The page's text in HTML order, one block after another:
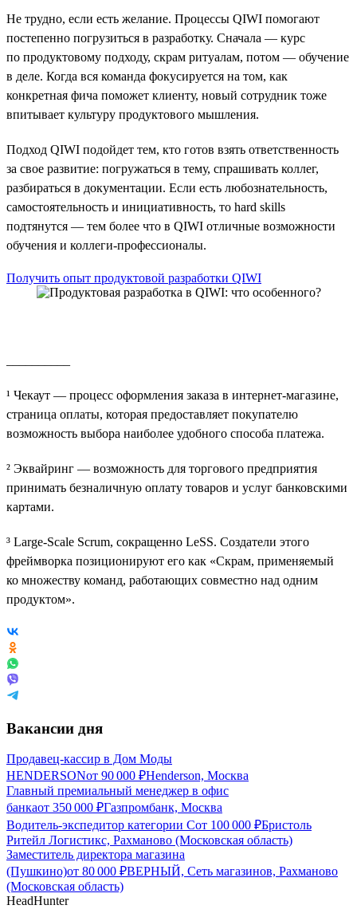
Не трудно, если есть желание. Процессы QIWI помогают
постепенно погрузиться в разработку. Сначала — курс
по продуктовому подходу, скрам ритуалам, потом — обучение
в деле. Когда вся команда фокусируется на том, как
конкретная фича поможет клиенту, новый сотрудник тоже
впитывает культуру продуктового мышления.
Подход QIWI подойдет тем, кто готов взять ответственность
за свое развитие: погружаться в тему, спрашивать коллег,
разбираться в документации. Если есть любознательность,
самостоятельность и инициативность, то hard skills
подтянутся — тем более что в QIWI отличные возможности
обучения и коллеги-профессионалы.
Получить опыт продуктовой разработки QIWI
¹ Чекаут — процесс оформления заказа в интернет-магазине,
страница оплаты, которая предоставляет покупателю
возможность выбора наиболее удобного способа платежа.
² Эквайринг — возможность для торгового предприятия
принимать безналичную оплату товаров и услуг банковскими
картами.
³ Large-Scale Scrum, сокращенно LeSS. Создатели этого
фреймворка позиционируют его как «Скрам, применяемый
ко множеству команд, работающих совместно над одним
продуктом».
Вакансии дня
Продавец-кассир в Дом Моды
HENDERSONот 90 000 ₽Henderson, Москва
Главный премиальный менеджер в офис
банкаот 350 000 ₽Газпромбанк, Москва
Водитель-экспедитор категории Сот 100 000 ₽Бристоль
Ритейл Логистикс, Рахманово (Московская область)
Заместитель директора магазина
(Пушкино)от 80 000 ₽ВЕРНЫЙ, Сеть магазинов, Рахманово
(Московская область)
HeadHunter